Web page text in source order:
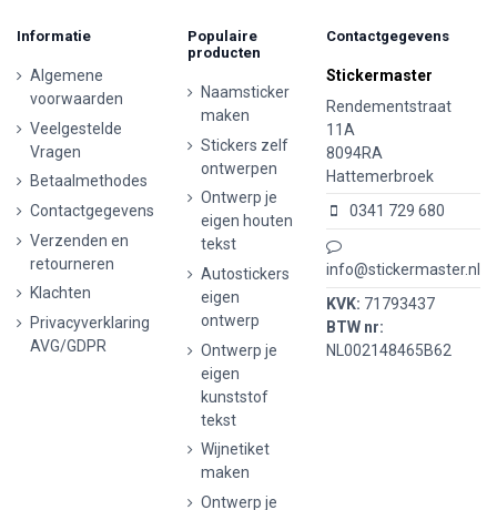
Informatie
Algemene
voorwaarden
Veelgestelde
Vragen
Betaalmethodes
Contactgegevens
Verzenden en
retourneren
Klachten
Privacyverklaring
AVG/GDPR
Populaire
producten
Naamsticker
maken
Stickers zelf
ontwerpen
Ontwerp je
eigen houten
tekst
Autostickers
eigen
ontwerp
Ontwerp je
eigen
kunststof
tekst
Wijnetiket
maken
Ontwerp je
Contactgegevens
Stickermaster
Rendementstraat
11A
8094RA
Hattemerbroek
0341 729 680
info@stickermaster.nl
KVK: 71793437
BTW nr:
NL002148465B62